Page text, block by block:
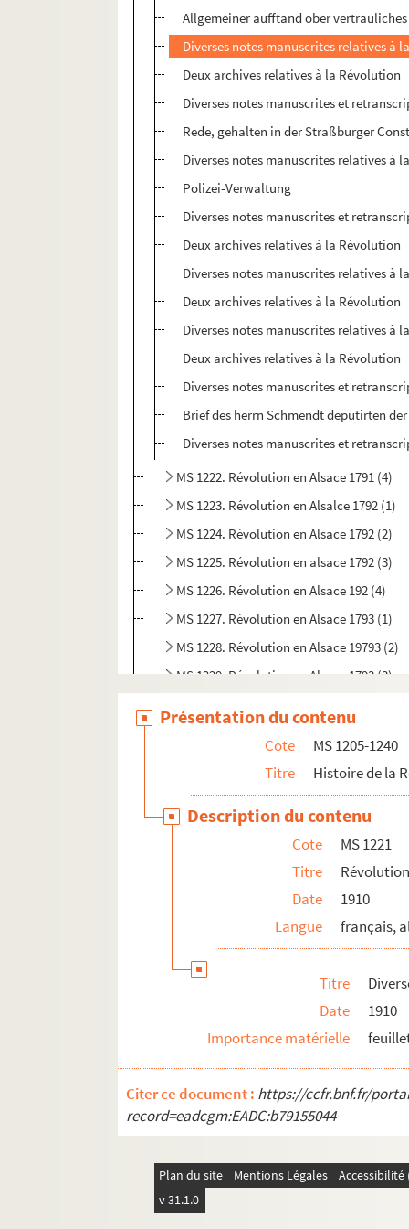
Allgemeiner aufftand ober
Diverses notes manuscrites relatives à
Deux archives relatives à la Révolution
Diverses notes manuscrites et
Rede, gehalten in der Straßburger
Diverses notes manuscrites relatives à
Polizei-Verwaltung
Diverses notes manuscrites et
Deux archives relatives à la Révolution
Diverses notes manuscrites relatives à
Deux archives relatives à la Révolution
Diverses notes manuscrites relatives à
Deux archives relatives à la Révolution
Diverses notes manuscrites et
Brief des herrn Schmendt deputirten
Diverses notes manuscrites et
MS 1222. Révolution en Alsace 1791 (4)
MS 1223. Révolution en Alsalce 1792 (1)
MS 1224. Révolution en Alsace 1792 (2)
MS 1225. Révolution en alsace 1792 (3)
MS 1226. Révolution en Alsace 192 (4)
MS 1227. Révolution en Alsace 1793 (1)
MS 1228. Révolution en Alsace 19793 (2)
MS 1229. Révolution en Alsace 1793 (3)
MS 1234. Révolution en Alsace 1795 (2)
MS 1235. Révolution en Alsace 1796
MS 1236. Révolution en Alsace 1797
MS 1237. Révolution en Alsace 1798
MS 1238. Révolution en Alsace 1799
MS 1239. Révolution en Alsace Notes
MS 1240. Révolution en Alsace Notes
MS 1241-1250. Procès-verbaux de
MS 1251-1293. Révolution en Alsace
MS 1429. Papiers et notes de famille - famille
Présentation du contenu
Cote
MS 1205-1240
Titre
Histoire de la
Description du contenu
Cote
MS 1221
Titre
Date
1910
Langue
français,
Titre
Date
1910
Importance matérielle
Citer ce document : https://ccfr.bnf.fr/
record=eadcgm:EADC:b79155044
Plan du site Mentions Légales
v 31.1.0